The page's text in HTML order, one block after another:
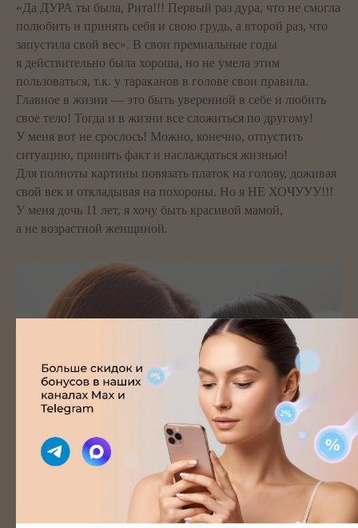
«Да ДУРА ты была, Рита!!! Первый раз дура, что не смогла
полюбить и принять себя и свою грудь, а второй раз, что
запустила свой вес». В свои премиальные годы
я действительно была хороша, но не умела этим
пользоваться, т.к. у тараканов в голове свои правила.
Главное в жизни — это быть уверенной в себе и любить
свое тело! Тогда и в жизни все сложиться по другому!
У меня вот не срослось! Можно, конечно, отпустить
ситуацию, принять факт и наслаждаться жизнью!
Для полноты картины повязать платок на голову, доживая
свой век и откладывая на похороны. Но я НЕ ХОЧУУУ!!!
У меня дочь 11 лет, я хочу быть красивой мамой,
а не возрастной женщиной.